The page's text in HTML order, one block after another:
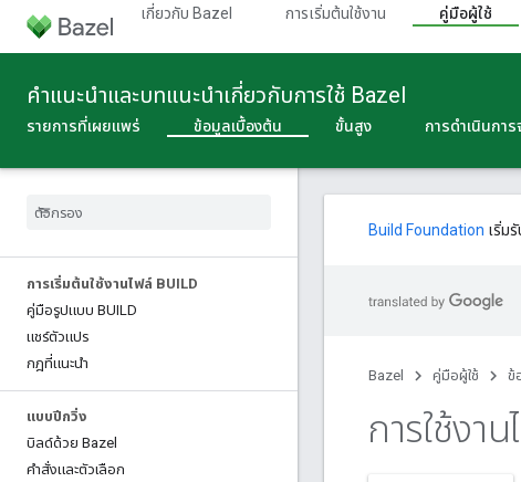
เกี่ยวกับ Bazel การเริ่มต้นใช้งาน คู่มือผู้ใช้
คําแนะนําและบทแนะนําเกี่ยวกับการใช้ Bazel
รายการที่เผยแพร่ ข้อมูลเบื้องต้น ขั้นสูง การดําเนินการ
การเริ่มต้นใช้งานไฟล์ BUILD
คู่มือรูปแบบ BUILD
แชร์ตัวแปร
กฎที่แนะนํา
แบบปีกวิ่ง
บิลด์ด้วย Bazel
คําสั่งและตัวเลือก
Build Foundation เริ่ม
Bazel คู่มือผู้ใช้ ข้
การใช้งา